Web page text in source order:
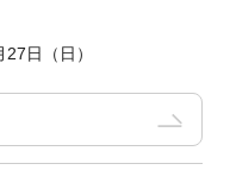
日（日）